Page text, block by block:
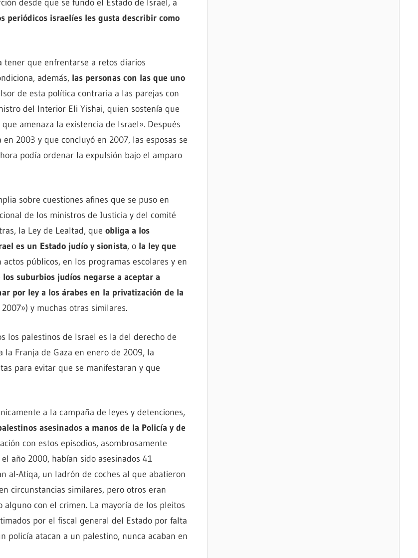
desde que se fundó el Estado de Israel, a
periódicos israelíes les gusta describir como
que enfrentarse a retos diarios
además, las personas con las que uno
de esta política contraria a las parejas con
del Interior Eli Yishai, quien sostenía que
amenaza la existencia de Israel». Después
2003 y que concluyó en 2007, las esposas se
podía ordenar la expulsión bajo el amparo
sobre cuestiones afines que se puso en
de los ministros de Justicia y del comité
la Ley de Lealtad, que obliga a los
es un Estado judío y sionista, o la ley que
públicos, en los programas escolares y en
suburbios judíos negarse a aceptar a
por ley a los árabes en la privatización de la
y muchas otras similares.
los palestinos de Israel es la del derecho de
Franja de Gaza en enero de 2009, la
para evitar que se manifestaran y que
a la campaña de leyes y detenciones,
asesinados a manos de la Policía y de
con estos episodios, asombrosamente
año 2000, habían sido asesinados 41
al-Atiqa, un ladrón de coches al que abatieron
circunstancias similares, pero otros eran
con el crimen. La mayoría de los pleitos
por el fiscal general del Estado por falta
policía atacan a un palestino, nunca acaban en